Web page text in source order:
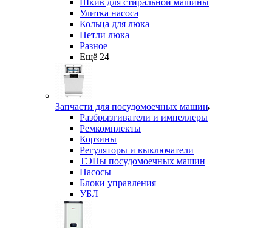
Шкив для стиральной машины
Улитка насоса
Кольца для люка
Петли люка
Разное
Ещё 24
Запчасти для посудомоечных машин
Разбрызгиватели и импеллеры
Ремкомплекты
Корзины
Регуляторы и выключатели
ТЭНы посудомоечных машин
Насосы
Блоки управления
УБЛ